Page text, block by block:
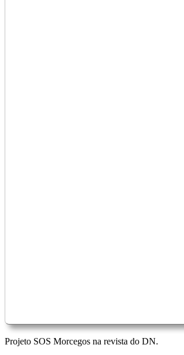
Projeto SOS Morcegos na revista do DN.